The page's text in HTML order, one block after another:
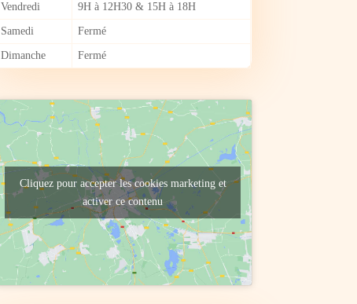
Vendredi 9H à 12H30 & 15H à 18H
Samedi Fermé
Dimanche Fermé
Cliquez pour accepter les cookies marketing et
activer ce contenu